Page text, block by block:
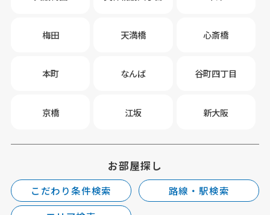
梅田 天満橋 心斎橋
本町 なんば 谷町四丁目
京橋 江坂 新大阪
お部屋探し
こだわり条件検索
路線・駅検索